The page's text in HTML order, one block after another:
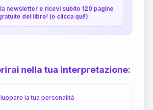
newsletter e ricevi subito 120 pagine
del libro! (o clicca qui!)
nella tua interpretazione:
la tua personalità